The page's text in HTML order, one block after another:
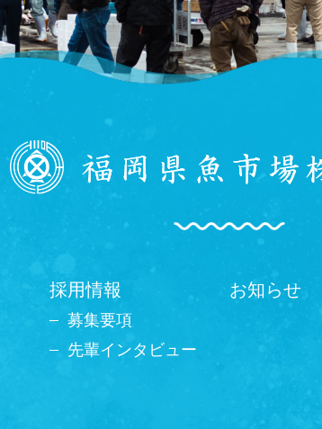
採用情報
募集要項
先輩インタビュー
お知らせ